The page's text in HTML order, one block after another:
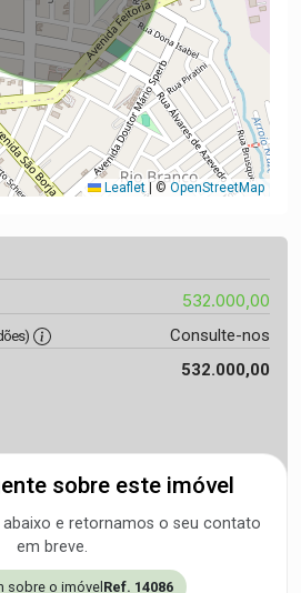
Leaflet © OpenStreetMap
532.000,00
Consulte-nos
532.000,00
sobre este imóvel
e retornamos o seu contato
em breve.
sobre o imóvel Ref. 14086